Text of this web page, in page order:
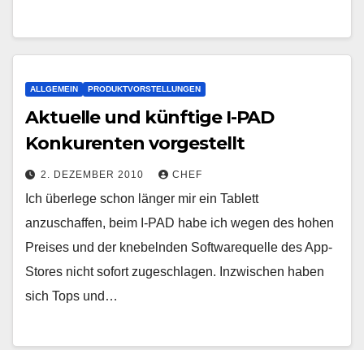
ALLGEMEIN PRODUKTVORSTELLUNGEN
Aktuelle und künftige I-PAD
Konkurenten vorgestellt
2. DEZEMBER 2010 CHEF
Ich überlege schon länger mir ein Tablett
anzuschaffen, beim I-PAD habe ich wegen des hohen
Preises und der knebelnden Softwarequelle des App-
Stores nicht sofort zugeschlagen. Inzwischen haben
sich Tops und…